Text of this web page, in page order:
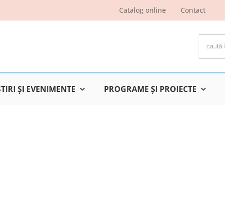
Catalog online Contact
ŞI EVENIMENTE PROGRAME ŞI PROIECTE